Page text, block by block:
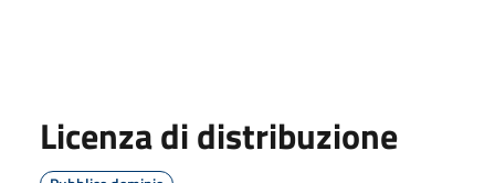
Licenza di distribuzione